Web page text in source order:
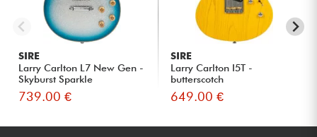
SIRE
Larry Carlton L7 New Gen -
Skyburst Sparkle
739.00 €
SIRE
Larry Carlton I5T -
butterscotch
649.00 €